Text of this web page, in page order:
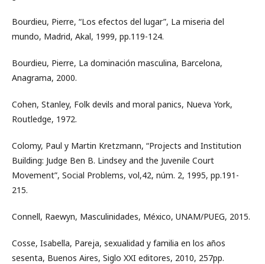
Bourdieu, Pierre, “Los efectos del lugar”, La miseria del
mundo, Madrid, Akal, 1999, pp.119-124.
Bourdieu, Pierre, La dominación masculina, Barcelona,
Anagrama, 2000.
Cohen, Stanley, Folk devils and moral panics, Nueva York,
Routledge, 1972.
Colomy, Paul y Martin Kretzmann, “Projects and Institution
Building: Judge Ben B. Lindsey and the Juvenile Court
Movement”, Social Problems, vol,42, núm. 2, 1995, pp.191-
215.
Connell, Raewyn, Masculinidades, México, UNAM/PUEG, 2015.
Cosse, Isabella, Pareja, sexualidad y familia en los años
sesenta, Buenos Aires, Siglo XXI editores, 2010, 257pp.